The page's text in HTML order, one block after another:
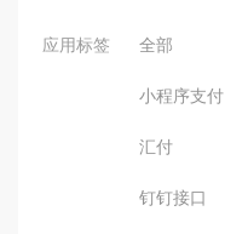
应用标签 全部
小程序支付
汇付
钉钉接口